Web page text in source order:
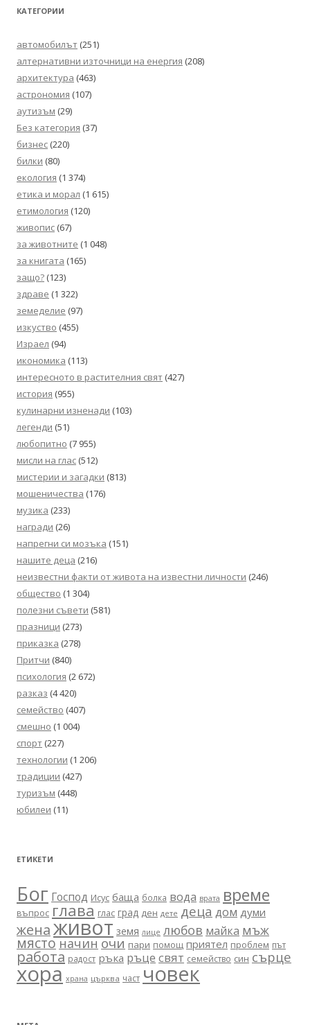
КАТЕГОРИИ
автомобилът (251)
алтернативни източници на енергия (208)
архитектура (463)
астрономия (107)
аутизъм (29)
Без категория (37)
бизнес (220)
билки (80)
екология (1 374)
етика и морал (1 615)
етимология (120)
живопис (67)
за животните (1 048)
за книгата (165)
защо? (123)
здраве (1 322)
земеделие (97)
изкуство (455)
Израел (94)
икономика (113)
интересното в растителния свят (427)
история (955)
кулинарни изненади (103)
легенди (51)
любопитно (7 955)
мисли на глас (512)
мистерии и загадки (813)
мошеничества (176)
музика (233)
награди (26)
напрегни си мозъка (151)
нашите деца (216)
неизвестни факти от живота на известни личности (246)
общество (1 304)
полезни съвети (581)
празници (273)
приказка (278)
Притчи (840)
психология (2 672)
разказ (4 420)
семейство (407)
смешно (1 004)
спорт (227)
технологии (1 206)
традиции (427)
туризъм (448)
юбилеи (11)
ЕТИКЕТИ
Бог Господ Исус баща болка вода врата време
въпрос глава глас град ден дете деца дом думи
женаживот земя лице любов майка мъж
мястоначиночи пари помощ приятел проблем път
работа радост ръка ръце свят семейство син сърце
хора храна църква част човек